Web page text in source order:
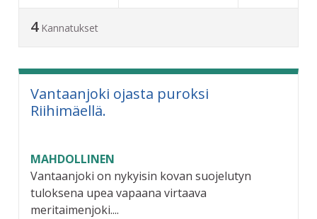
4 Kannatukset
Vantaanjoki ojasta puroksi
Riihimäellä.
MAHDOLLINEN
Vantaanjoki on nykyisin kovan suojelutyn
tuloksena upea vapaana virtaava
meritaimenjoki....